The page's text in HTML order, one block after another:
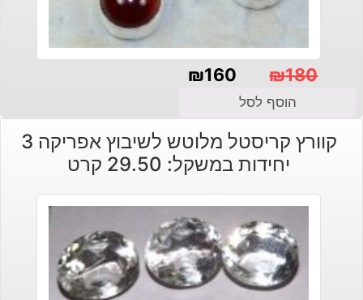
₪180
המקורי
היה:
₪160
הנוכחי
הוא:
הוסף לסל
קוורץ קריסטל מלוטש לשיבוץ אפריקה 3
יחידות במשקל: 29.50 קרט